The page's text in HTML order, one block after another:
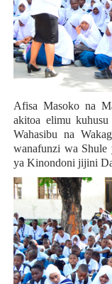
Afisa Masoko na
akitoa elimu
Wahasibu na
wanafunzi wa Shule
ya Kinondoni jijini